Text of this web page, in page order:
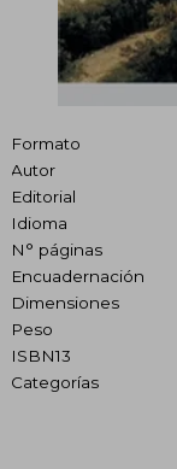
Formato
Autor
Editorial
Idioma
N° páginas
Encuadernación
Dimensiones
Peso
ISBN13
Categorías